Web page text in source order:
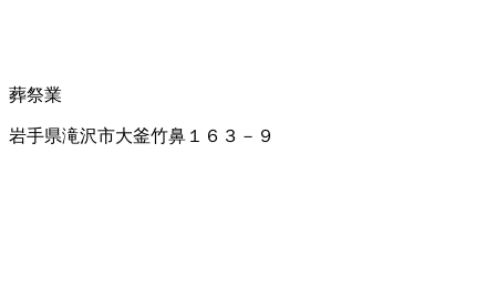
葬祭業
岩手県滝沢市大釜竹鼻１６３－９